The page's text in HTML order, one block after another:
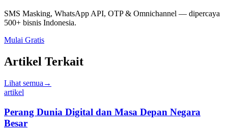
SMS Masking, WhatsApp API, OTP & Omnichannel — dipercaya
500+ bisnis Indonesia.
Mulai Gratis
Artikel Terkait
Lihat semua →
artikel
Perang Dunia Digital dan Masa Depan Negara
Besar